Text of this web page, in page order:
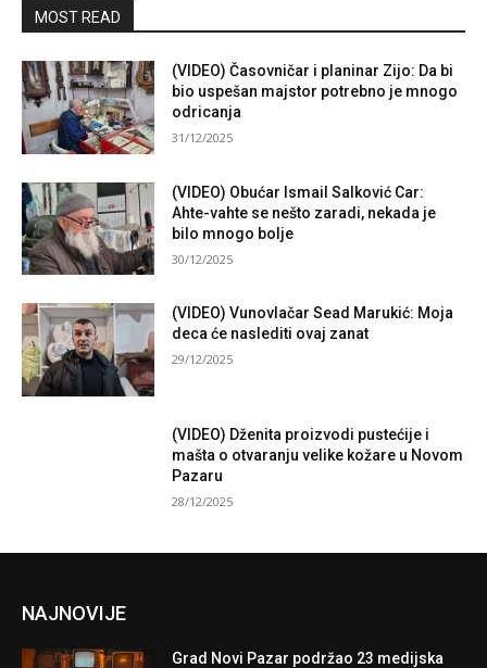
MOST READ
(VIDEO) Časovničar i planinar Zijo: Da bi
bio uspešan majstor potrebno je mnogo
odricanja
31/12/2025
(VIDEO) Obućar Ismail Salković Car:
Ahte-vahte se nešto zaradi, nekada je
bilo mnogo bolje
30/12/2025
(VIDEO) Vunovlačar Sead Marukić: Moja
deca će naslediti ovaj zanat
29/12/2025
(VIDEO) Dženita proizvodi pustećije i
mašta o otvaranju velike kožare u Novom
Pazaru
28/12/2025
NAJNOVIJE
Grad Novi Pazar podržao 23 medijska